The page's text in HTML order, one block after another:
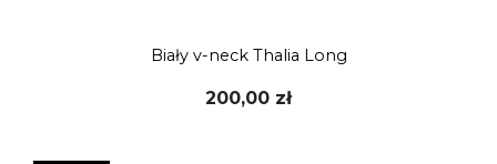
Biały v-neck Thalia Long
200,00 zł